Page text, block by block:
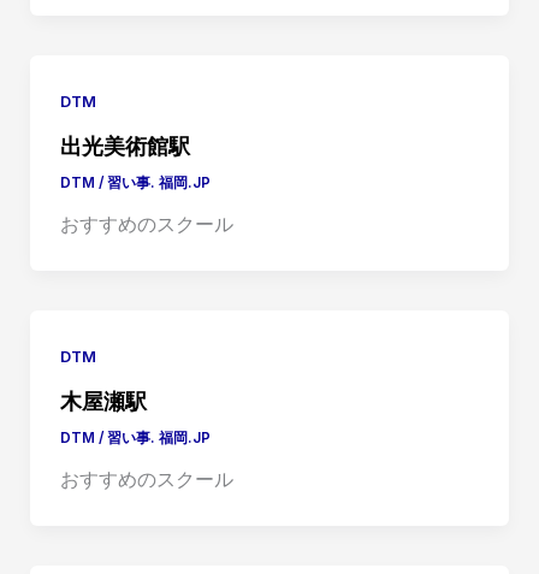
DTM
出光美術館駅
DTM / 習い事. 福岡.JP
おすすめのスクール
DTM
木屋瀬駅
DTM / 習い事. 福岡.JP
おすすめのスクール